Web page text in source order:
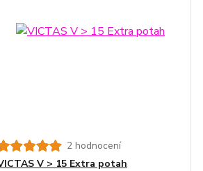
2 hodnocení
V > 15 Extra potah